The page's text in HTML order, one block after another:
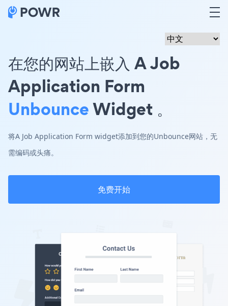
在您的网站上嵌入 A Job
Application Form
UnbounceWidget 。
将A Job Application Form widget添加到您的Unbounce网站，无
需编码或头痛。
免费开始